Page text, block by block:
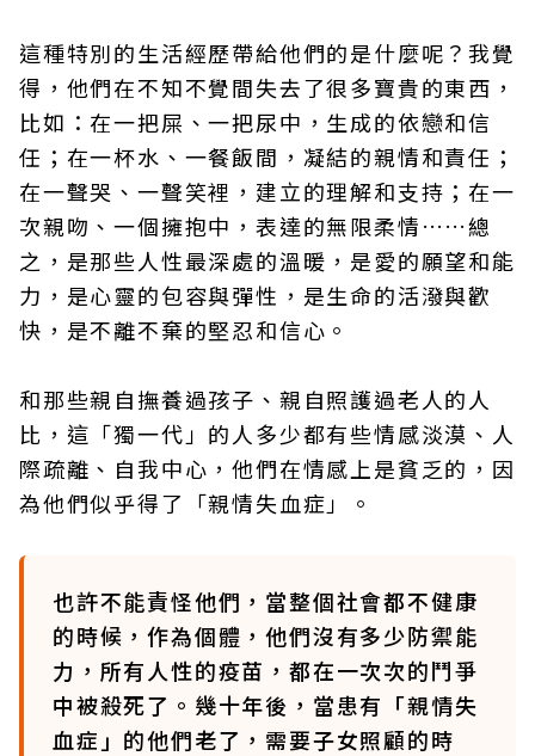
這種特別的生活經歷帶給他們的是什麼呢？我覺
得，他們在不知不覺間失去了很多寶貴的東西，
比如：在一把屎、一把尿中，生成的依戀和信
任；在一杯水、一餐飯間，凝結的親情和責任；
在一聲哭、一聲笑裡，建立的理解和支持；在一
次親吻、一個擁抱中，表達的無限柔情……總
之，是那些人性最深處的溫暖，是愛的願望和能
力，是心靈的包容與彈性，是生命的活潑與歡
快，是不離不棄的堅忍和信心。
和那些親自撫養過孩子、親自照護過老人的人
比，這「獨一代」的人多少都有些情感淡漠、人
際疏離、自我中心，他們在情感上是貧乏的，因
為他們似乎得了「親情失血症」。
也許不能責怪他們，當整個社會都不健康
的時候，作為個體，他們沒有多少防禦能
力，所有人性的疫苗，都在一次次的鬥爭
中被殺死了。幾十年後，當患有「親情失
血症」的他們老了，需要子女照顧的時